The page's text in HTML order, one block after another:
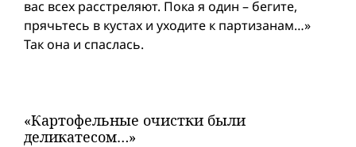
вас всех расстреляют. Пока я один – бегите,
прячьтесь в кустах и уходите к партизанам…»
Так она и спаслась.
«Картофельные очистки были
деликатесом…»